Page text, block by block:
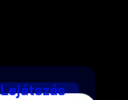
Lejátszás